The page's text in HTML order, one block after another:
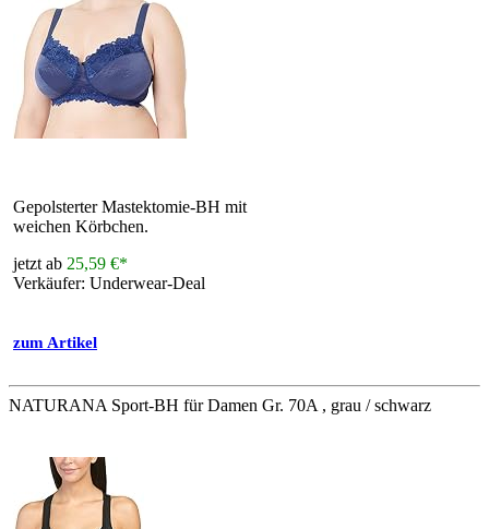
Gepolsterter Mastektomie-BH mit
weichen Körbchen.
jetzt ab 25,59 €*
Verkäufer: Underwear-Deal
zum Artikel
NATURANA Sport-BH für Damen Gr. 70A , grau / schwarz